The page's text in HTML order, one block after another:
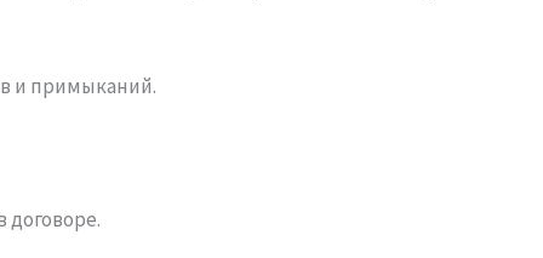
и примыканий.